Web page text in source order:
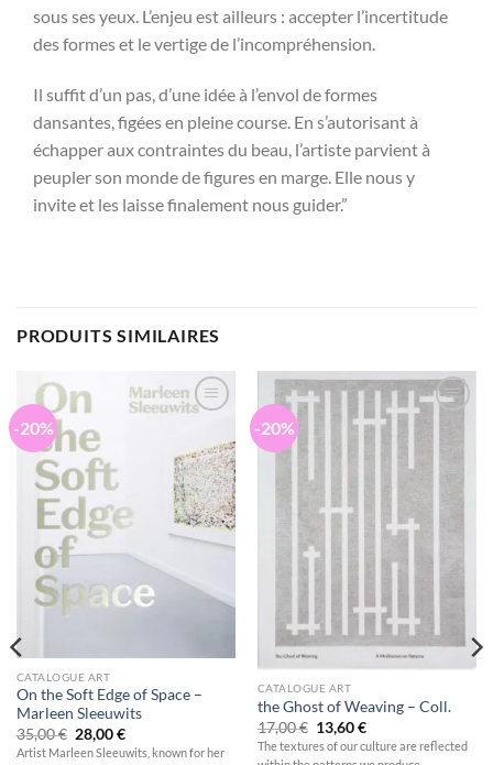
sous ses yeux. L’enjeu est ailleurs : accepter l’incertitude
des formes et le vertige de l’incompréhension.
Il suffit d’un pas, d’une idée à l’envol de formes
dansantes, figées en pleine course. En s’autorisant à
échapper aux contraintes du beau, l’artiste parvient à
peupler son monde de figures en marge. Elle nous y
invite et les laisse finalement nous guider.”
PRODUITS SIMILAIRES
-20%
wishlist
CATALOGUE ART
On the Soft Edge of Space –
Marleen Sleeuwits
35,00€ Le
prix
initial
28,00€Le
prix
actuel
Artist Marleen Sleeuwits, known for her
-20%
Ajouter
CATALOGUE ART
the Ghost of Weaving – Coll.
17,00€ Le
prix
initial
13,60€Le
prix
actuel
The textures of our culture are reflected